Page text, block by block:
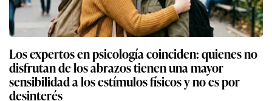
Los expertos en psicología coinciden: quienes no
disfrutan de los abrazos tienen una mayor
sensibilidad a los estímulos físicos y no es por
desinterés